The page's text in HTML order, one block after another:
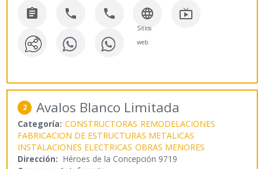
   
Sitios
web

2 Avalos Blanco Limitada
Categoría: CONSTRUCTORAS REMODELACIONES
FABRICACION DE ESTRUCTURAS METALICAS
INSTALACIONES ELECTRICAS OBRAS MENORES
Dirección: Héroes de la Concepción 9719